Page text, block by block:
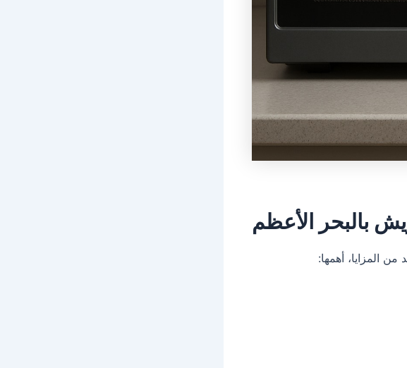
بالبحر الأعظم
من المزايا، أهمها: